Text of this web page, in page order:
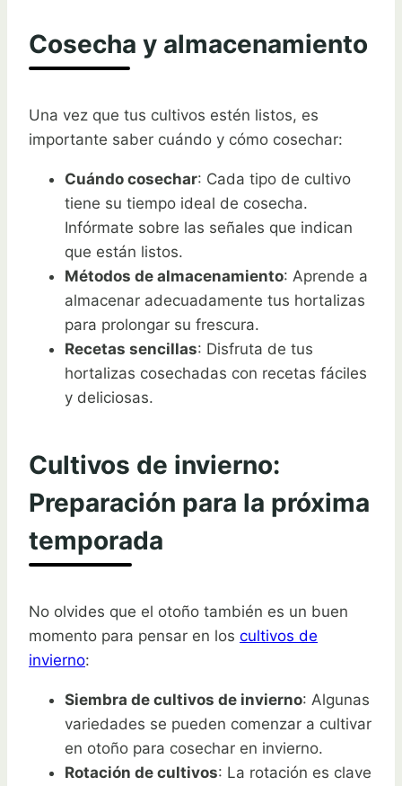
Cosecha y almacenamiento
Una vez que tus cultivos estén listos, es
importante saber cuándo y cómo cosechar:
Cuándo cosechar: Cada tipo de cultivo
tiene su tiempo ideal de cosecha.
Infórmate sobre las señales que indican
que están listos.
Métodos de almacenamiento: Aprende a
almacenar adecuadamente tus hortalizas
para prolongar su frescura.
Recetas sencillas: Disfruta de tus
hortalizas cosechadas con recetas fáciles
y deliciosas.
Cultivos de invierno:
Preparación para la próxima
temporada
No olvides que el otoño también es un buen
momento para pensar en los cultivos de
invierno:
Siembra de cultivos de invierno: Algunas
variedades se pueden comenzar a cultivar
en otoño para cosechar en invierno.
Rotación de cultivos: La rotación es clave